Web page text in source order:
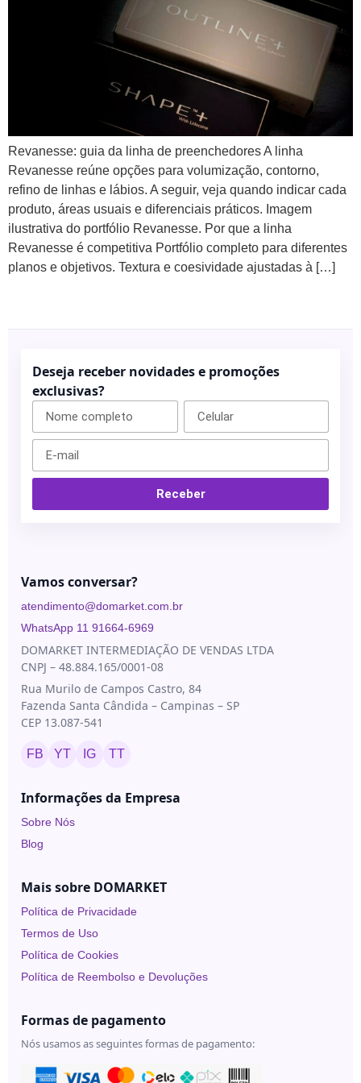
Ilikia
MedBeauty
Merz
Neauvia
Rennova
Toskani
Under
Fios de
sustentação
Preenchedores
Toxinas
Revanesse: guia da linha de preenchedores A linha
Revanesse reúne opções para volumização, contorno,
refino de linhas e lábios. A seguir, veja quando indicar cada
produto, áreas usuais e diferenciais práticos. Imagem
ilustrativa do portfólio Revanesse. Por que a linha
Revanesse é competitiva Portfólio completo para diferentes
planos e objetivos. Textura e coesividade ajustadas à […]
Deseja receber novidades e promoções
exclusivas?
Receber
Vamos conversar?
atendimento@domarket.com.br
WhatsApp 11 91664-6969
DOMARKET INTERMEDIAÇÃO DE VENDAS LTDA
CNPJ – 48.884.165/0001-08
Rua Murilo de Campos Castro, 84
Fazenda Santa Cândida – Campinas – SP
CEP 13.087-541
FB YT IG TT
Informações da Empresa
Sobre Nós
Blog
Mais sobre DOMARKET
Política de Privacidade
Termos de Uso
Política de Cookies
Política de Reembolso e Devoluções
Formas de pagamento
Nós usamos as seguintes formas de pagamento: